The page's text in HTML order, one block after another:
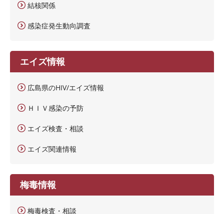
結核関係
感染症発生動向調査
エイズ情報
広島県のHIV/エイズ情報
ＨＩＶ感染の予防
エイズ検査・相談
エイズ関連情報
梅毒情報
梅毒検査・相談